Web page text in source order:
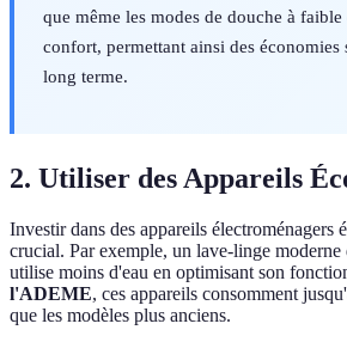
que même les modes de douche à
confort, permettant ainsi des économies
long terme.
2. Utiliser des Appareils
Investir dans des appareils électroménagers
crucial. Par exemple, un lave-linge
utilise moins d'eau en optimisant son
l'ADEME, ces appareils consomment
que les modèles plus anciens.